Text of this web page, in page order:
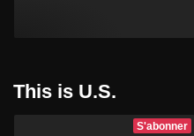
This is U.S.
S'abonner